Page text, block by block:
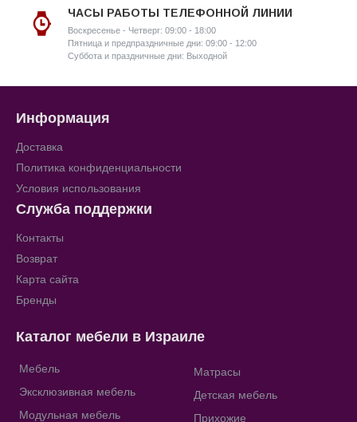
ЧАСЫ РАБОТЫ ТЕЛЕФОННОЙ ЛИНИИ
Воскресенье - Четверг: 09:00 - 18:00
Пятница и предпраздничные дни: 09:00 - 12:00
Суббота и праздничные дни: Выходной
Информация
Доставка
Политика конфиденциальности
Условия использования
Служба поддержки
Контакты
Возврат
Карта сайта
Бренды
Каталог мебели в Израиле
Мебель
Эксклюзивная мебель
Модульная мебель
Матрасы
Детская мебель
Прихожие